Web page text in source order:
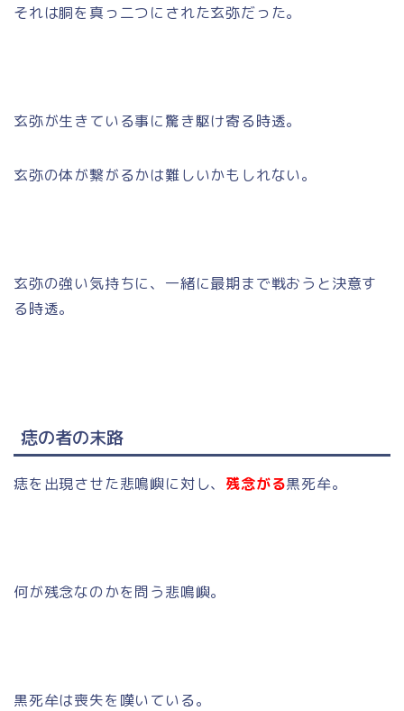
それは胴を真っ二つにされた玄弥だった。
玄弥が生きている事に驚き駆け寄る時透。
玄弥の体が繋がるかは難しいかもしれない。
玄弥の強い気持ちに、一緒に最期まで戦おうと決意す
る時透。
痣の者の末路
痣を出現させた悲鳴嶼に対し、 残念がる黒死牟。
何が残念なのかを問う悲鳴嶼。
黒死牟は喪失を嘆いている。